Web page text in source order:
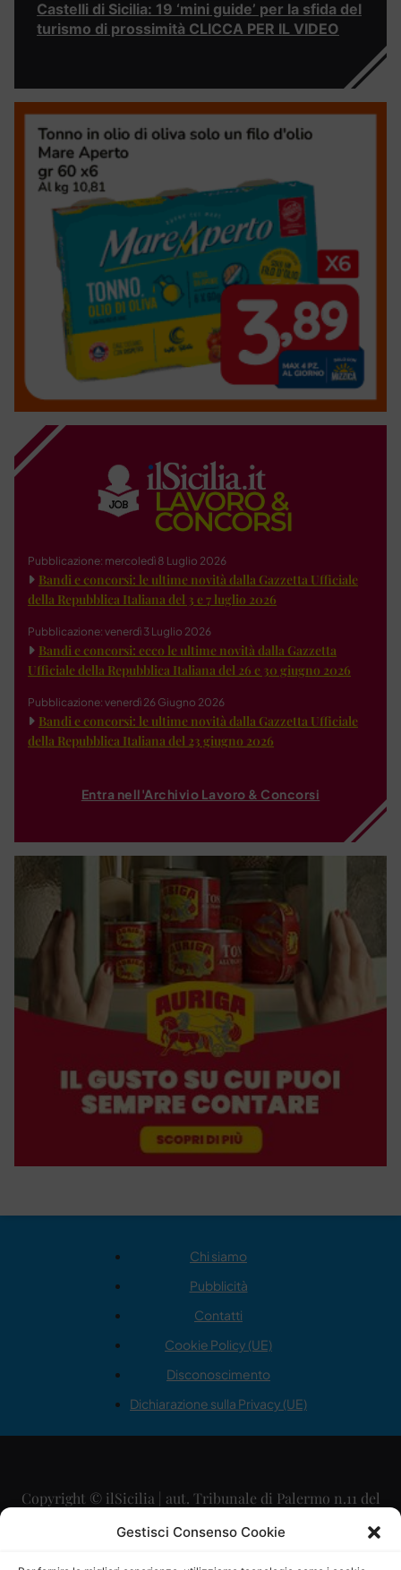
Gestisci Consenso Cookie
Castelli di Sicilia: 19 ‘mini guide’ per la sfida del
turismo di prossimità CLICCA PER IL VIDEO
Pubblicazione: mercoledì 8 Luglio 2026
Bandi e concorsi: le ultime novità dalla Gazzetta Ufficiale
della Repubblica Italiana del 3 e 7 luglio 2026
Pubblicazione: venerdì 3 Luglio 2026
Bandi e concorsi: ecco le ultime novità dalla Gazzetta
Ufficiale della Repubblica Italiana del 26 e 30 giugno 2026
Pubblicazione: venerdì 26 Giugno 2026
Bandi e concorsi: le ultime novità dalla Gazzetta Ufficiale
della Repubblica Italiana del 23 giugno 2026
Entra nell'Archivio Lavoro & Concorsi
Chi siamo
Pubblicità
Contatti
Cookie Policy (UE)
Disconoscimento
Dichiarazione sulla Privacy (UE)
Copyright © ilSicilia | aut. Tribunale di Palermo n.11 del
29/09/2015